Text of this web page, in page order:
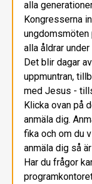
alla
Kongresserna
alla åldrar
Det blir dagar
uppmuntran,
med Jesus -
Klicka ovan på
anmäla dig.
fika och om du
anmäla dig så
Har du frågor